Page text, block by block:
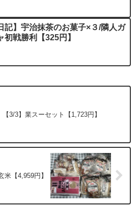
記】宇治抹茶のお菓子×３/隣人ガ
初戦勝利【325円】
【3/3】業スーセット【1,723円】
米【4,959円】